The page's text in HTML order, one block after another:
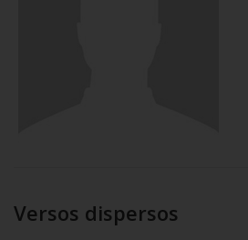
Versos dispersos